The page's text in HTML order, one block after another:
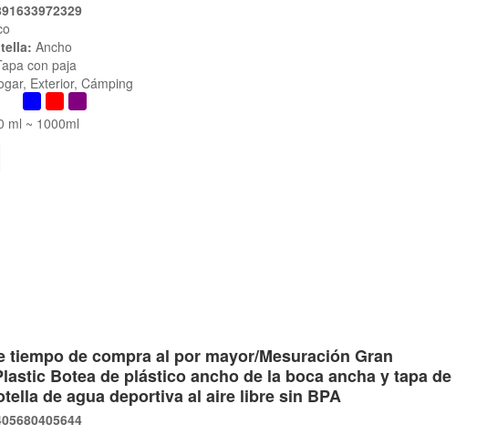
Ancho
con paja
Exterior, Cámping
ml ~ 1000ml
tiempo de compra al por mayor/Mesuración Gran
Botea de plástico ancho de la boca ancha y tapa de
de agua deportiva al aire libre sin BPA